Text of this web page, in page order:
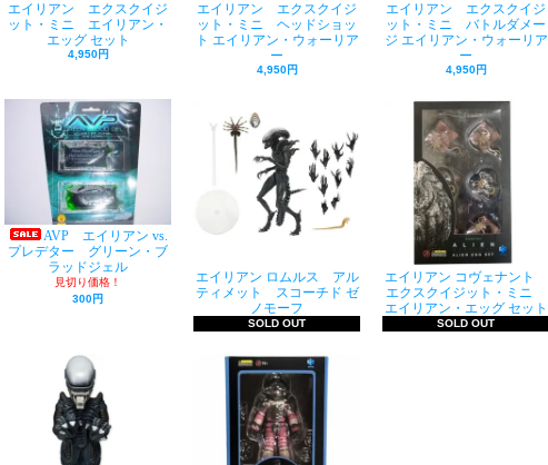
エイリアン エクスクイジ
ット・ミニ エイリアン・
エッグ セット
4,950円
エイリアン エクスクイジ
ット・ミニ ヘッドショッ
ト エイリアン・ウォーリア
ー
4,950円
エイリアン エクスクイジ
ット・ミニ バトルダメー
ジ エイリアン・ウォーリア
ー
4,950円
AVP エイリアン vs.
プレデター グリーン・ブ
ラッドジェル
見切り価格！
300円
エイリアン ロムルス アル
ティメット スコーチド ゼ
ノモーフ
SOLD OUT
エイリアン コヴェナント
エクスクイジット・ミニ
エイリアン・エッグ セット
SOLD OUT